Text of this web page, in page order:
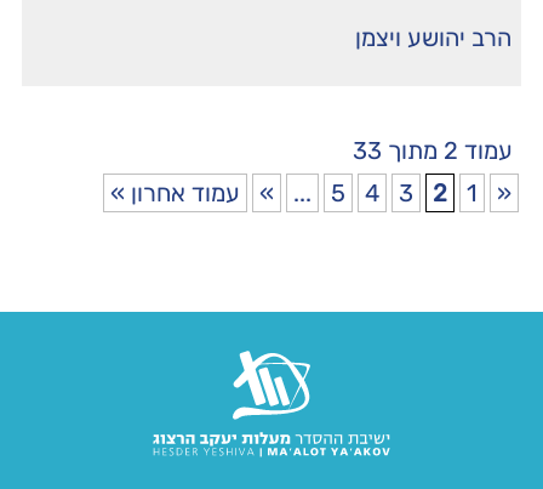
הרב יהושע ויצמן
עמוד 2 מתוך 33
«
1
2
3
4
5
...
» עמוד אחרון »